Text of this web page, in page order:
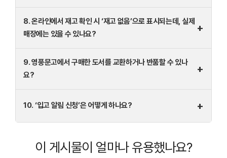
8. 온라인에서 재고 확인 시 ‘재고 없음’으로 표시되는데, 실제
매장에는 있을 수 있나요?
+
9. 영풍문고에서 구매한 도서를 교환하거나 반품할 수 있나
요?
+
10. ‘입고 알림 신청’은 어떻게 하나요? +
이 게시물이 얼마나 유용했나요?